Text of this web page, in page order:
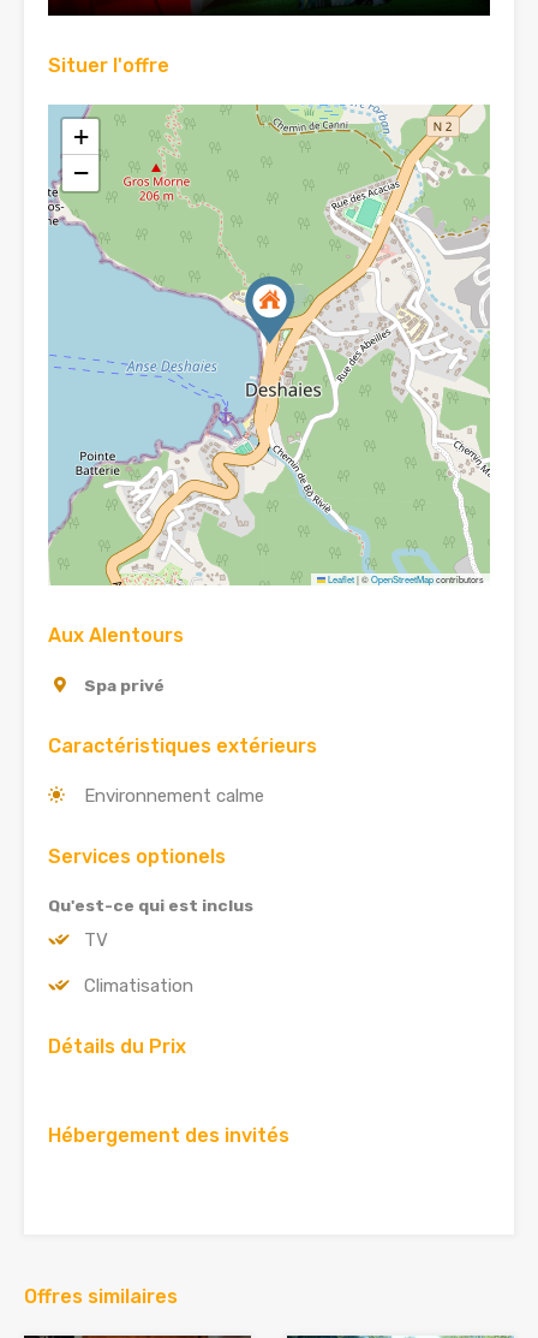
Situer l'offre
+
−
Leaflet|©OpenStreetMapcontributors
Aux Alentours
Spa privé
Caractéristiques extérieurs
Environnement calme
Services optionels
Qu'est-ce qui est inclus
TV
Climatisation
Détails du Prix
Hébergement des invités
Offres similaires